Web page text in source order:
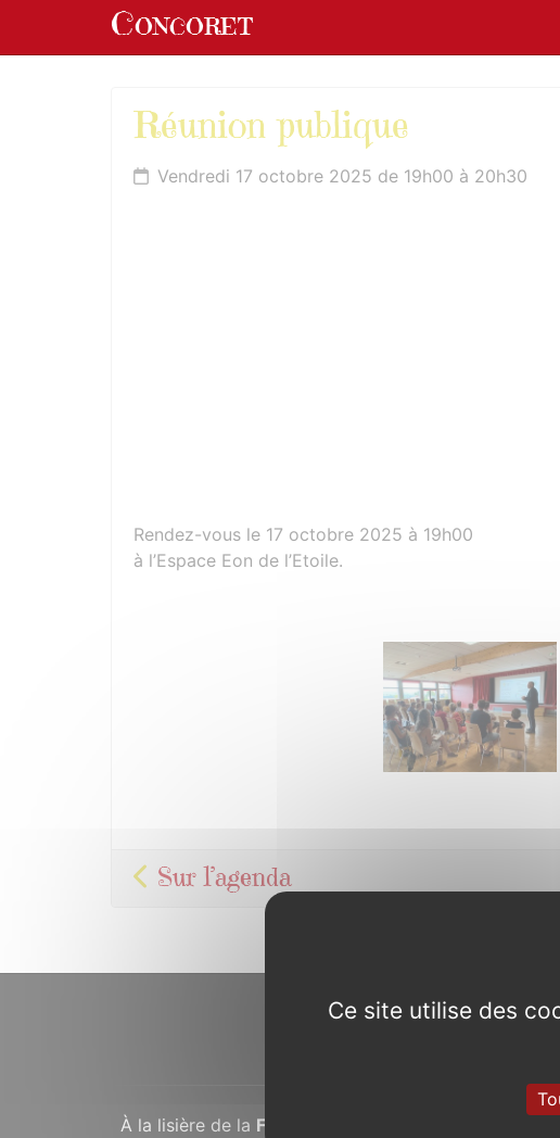
Concoret
Réunion publique
Vendredi 17 octobre 2025 de 19h00 à 20h30
Rendez-vous le 17 octobre 2025 à 19h00
à l’Espace Eon de l’Etoile.
Sur l’agenda
À la lisière de la Forêt de Brocéliande
Panneau de gestion des cookies
Ce site utilise des